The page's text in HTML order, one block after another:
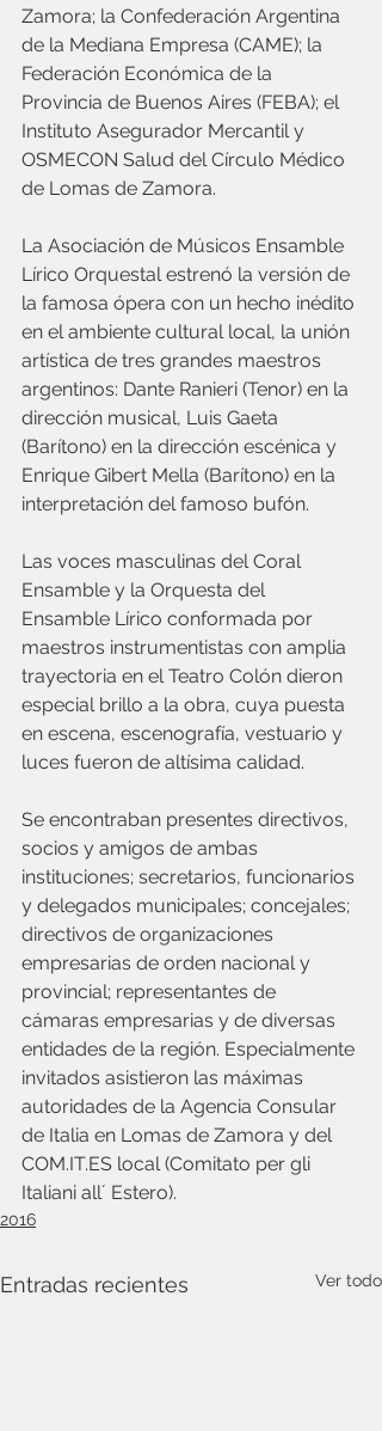
Zamora; la Confederación Argentina
de la Mediana Empresa (CAME); la
Federación Económica de la
Provincia de Buenos Aires (FEBA); el
Instituto Asegurador Mercantil y
OSMECON Salud del Círculo Médico
de Lomas de Zamora.
La Asociación de Músicos Ensamble
Lírico Orquestal estrenó la versión de
la famosa ópera con un hecho inédito
en el ambiente cultural local, la unión
artística de tres grandes maestros
argentinos: Dante Ranieri (Tenor) en la
dirección musical, Luis Gaeta
(Barítono) en la dirección escénica y
Enrique Gibert Mella (Barítono) en la
interpretación del famoso bufón.
Las voces masculinas del Coral
Ensamble y la Orquesta del
Ensamble Lírico conformada por
maestros instrumentistas con amplia
trayectoria en el Teatro Colón dieron
especial brillo a la obra, cuya puesta
en escena, escenografía, vestuario y
luces fueron de altísima calidad.
Se encontraban presentes directivos,
socios y amigos de ambas
instituciones; secretarios, funcionarios
y delegados municipales; concejales;
directivos de organizaciones
empresarias de orden nacional y
provincial; representantes de
cámaras empresarias y de diversas
entidades de la región. Especialmente
invitados asistieron las máximas
autoridades de la Agencia Consular
de Italia en Lomas de Zamora y del
COM.IT.ES local (Comitato per gli
Italiani all´ Estero).
2016
Entradas recientes Ver todo